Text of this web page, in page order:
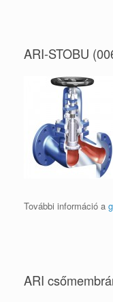
ARI-STOBU
További információ a
ARI